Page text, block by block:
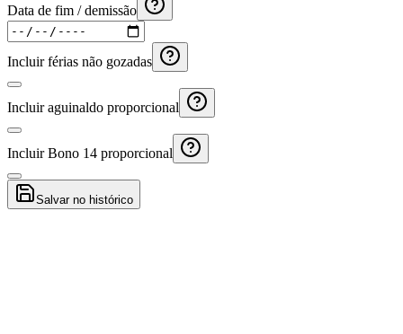
Data de fim / demissão
Incluir férias não gozadas
Incluir aguinaldo proporcional
Incluir Bono 14 proporcional
Salvar no histórico